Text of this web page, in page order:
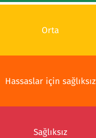
Orta
Hassaslar için sağlıksız
Sağlıksız